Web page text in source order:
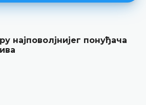
најповолјнијег понуђача